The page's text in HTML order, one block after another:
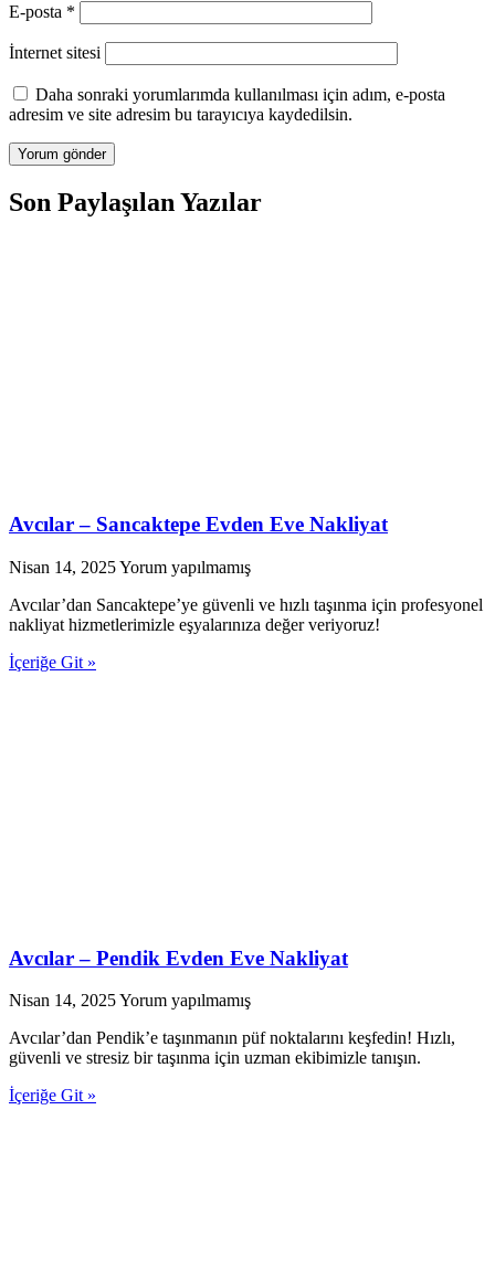
E-posta *
İnternet sitesi
Daha sonraki yorumlarımda kullanılması için adım, e-posta
adresim ve site adresim bu tarayıcıya kaydedilsin.
Son Paylaşılan Yazılar
Avcılar – Sancaktepe Evden Eve Nakliyat
Nisan 14, 2025Yorum yapılmamış
Avcılar’dan Sancaktepe’ye güvenli ve hızlı taşınma için profesyonel
nakliyat hizmetlerimizle eşyalarınıza değer veriyoruz!
İçeriğe Git »
Avcılar – Pendik Evden Eve Nakliyat
Nisan 14, 2025Yorum yapılmamış
Avcılar’dan Pendik’e taşınmanın püf noktalarını keşfedin! Hızlı,
güvenli ve stresiz bir taşınma için uzman ekibimizle tanışın.
İçeriğe Git »